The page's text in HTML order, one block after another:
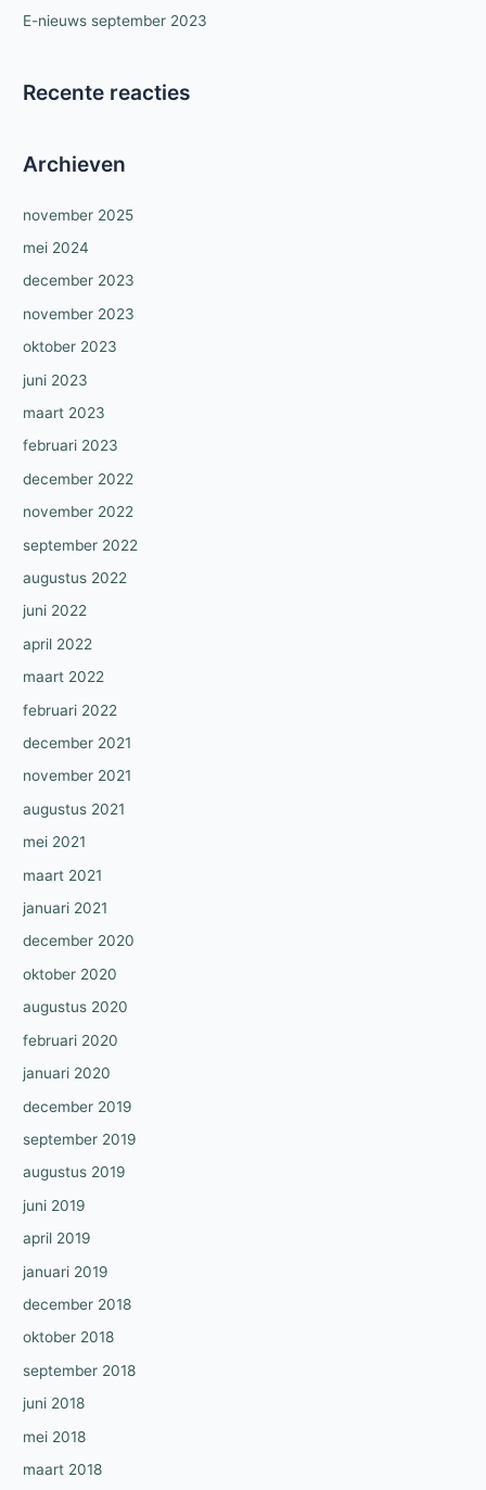
E-nieuws september 2023
Recente reacties
Archieven
november 2025
mei 2024
december 2023
november 2023
oktober 2023
juni 2023
maart 2023
februari 2023
december 2022
november 2022
september 2022
augustus 2022
juni 2022
april 2022
maart 2022
februari 2022
december 2021
november 2021
augustus 2021
mei 2021
maart 2021
januari 2021
december 2020
oktober 2020
augustus 2020
februari 2020
januari 2020
december 2019
september 2019
augustus 2019
juni 2019
april 2019
januari 2019
december 2018
oktober 2018
september 2018
juni 2018
mei 2018
maart 2018